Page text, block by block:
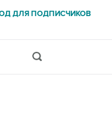
ДЛЯ ПОДПИСЧИКОВ